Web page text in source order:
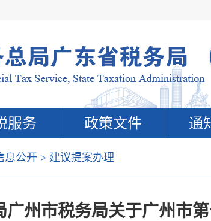
服务 政策文件 通
息公开 > 建议提案办理
广州市税务局关于广州市